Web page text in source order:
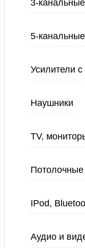
3-канальные
5-канальные
Усилители с
Наушники
TV,
IPod,
Аудио и